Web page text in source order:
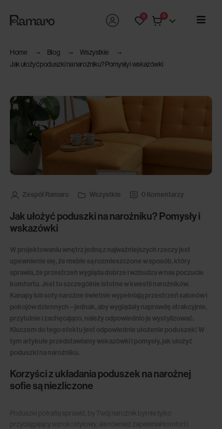
0 0
Home Blog
Wszystkie
Jak ułożyć poduszki na narożniku? Pomysły i wskazówki
Zespół Ramaro Wszystkie 0 Komentarzy
Jak ułożyć poduszki na narożniku? Pomysły i
wskazówki
W projektowaniu wnętrz jedną z najważniejszych rzeczy jest
upewnienie się, że meble są rozmieszczone w sposób, który
sprawia, że przestrzeń wygląda dobrze i wzbudza w nas poczucie
komfortu. Jest to szczególnie istotne w kwestii narożników.
Kanapy lub sofy narożne świetnie wypełniają przestrzeń salonów i
pokojów dziennych – jednak, aby wyglądały naprawdę atrakcyjnie,
przytulnie i zachęcająco, należy odpowiednio je wystylizować.
Kluczem do tego efektu jest odpowiednie ułożenie poduszek! W
tym artykule przedstawiamy wskazówki i pomysły, jak ułożyć
poduszki na narożniku.
Korzyści z układania poduszek na narożnej
sofie są niezliczone
Poduszki potrafią sprawić, by Twój narożnik był nie tylko
przyciągający wzrok i stylowy, ale również zapewniał komfort i